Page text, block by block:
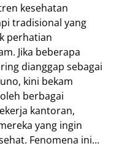
kesehatan
tradisional yang
perhatian
Jika beberapa
dianggap sebagai
kini bekam
berbagai
kantoran,
yang ingin
Fenomena ini…